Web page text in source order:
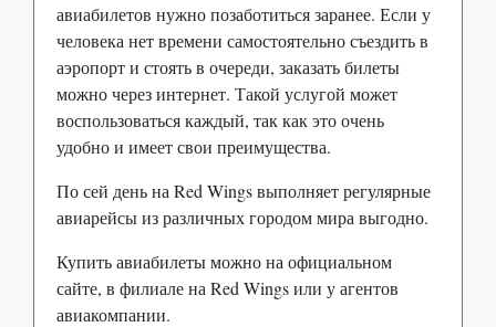
авиабилетов нужно позаботиться заранее. Если у
человека нет времени самостоятельно съездить в
аэропорт и стоять в очереди, заказать билеты
можно через интернет. Такой услугой может
воспользоваться каждый, так как это очень
удобно и имеет свои преимущества.
По сей день на Red Wings выполняет регулярные
авиарейсы из различных городом мира выгодно.
Купить авиабилеты можно на официальном
сайте, в филиале на Red Wings или у агентов
авиакомпании.